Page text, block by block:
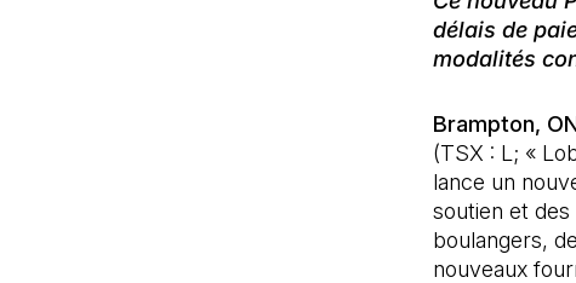
délais de
modalités
Brampton,
(TSX : L; «
lance un
soutien et des
boulangers,
nouveaux